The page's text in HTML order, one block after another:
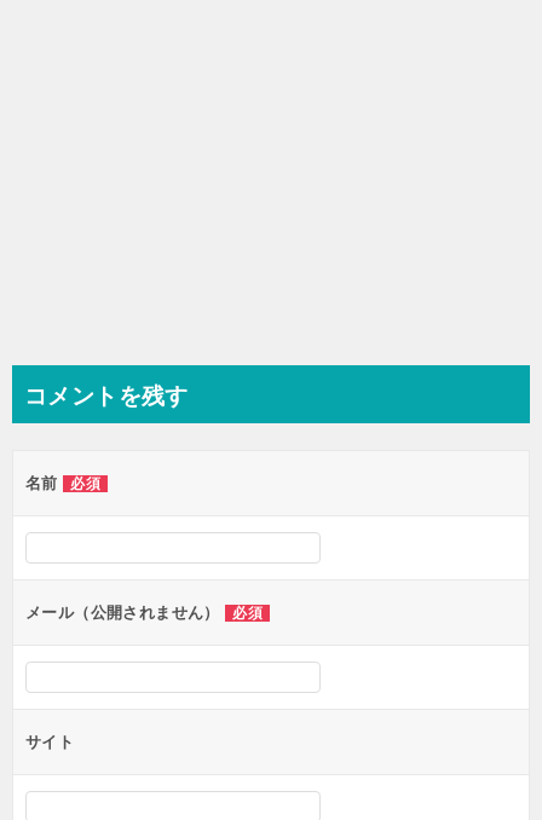
コメントを残す
名前 必須
メール（公開されません） 必須
サイト